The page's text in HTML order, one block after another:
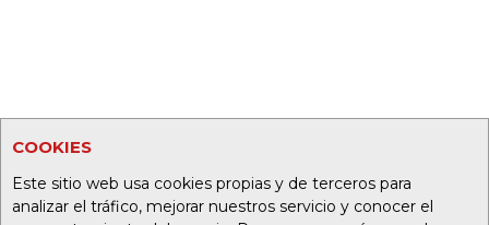
COOKIES
Este sitio web usa cookies propias y de terceros para
analizar el tráfico, mejorar nuestros servicio y conocer el